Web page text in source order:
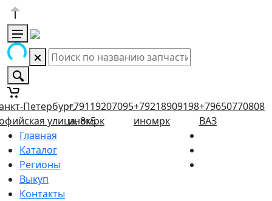
Петербург,
улица, 8к5
+79119207095
иномрк
+79218909198
иномрк
+79650770808
ВАЗ
Главная
Каталог
Регионы
Выкуп
Контакты